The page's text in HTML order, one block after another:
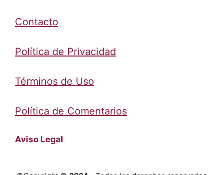
Contacto
Política de Privacidad
Términos de Uso
Política de Comentarios
Aviso Legal